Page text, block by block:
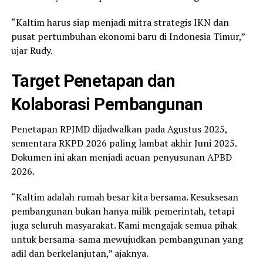
“Kaltim harus siap menjadi mitra strategis IKN dan
pusat pertumbuhan ekonomi baru di Indonesia Timur,”
ujar Rudy.
Target Penetapan dan
Kolaborasi Pembangunan
Penetapan RPJMD dijadwalkan pada Agustus 2025,
sementara RKPD 2026 paling lambat akhir Juni 2025.
Dokumen ini akan menjadi acuan penyusunan APBD
2026.
“Kaltim adalah rumah besar kita bersama. Kesuksesan
pembangunan bukan hanya milik pemerintah, tetapi
juga seluruh masyarakat. Kami mengajak semua pihak
untuk bersama-sama mewujudkan pembangunan yang
adil dan berkelanjutan,” ajaknya.